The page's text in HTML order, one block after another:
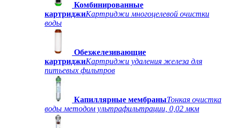
Комбинированные
картриджиКартриджи многоцелевой очистки
воды
Обезжелезивающие
картриджиКартриджи удаления железа для
питьевых фильтров
Капиллярные мембраныТонкая очистка
воды методом ультрафильтрации, 0,02 мкм